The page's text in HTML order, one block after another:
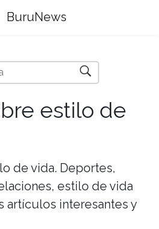
BuruNews
estilo de
de vida. Deportes,
estilo de vida
artículos interesantes y